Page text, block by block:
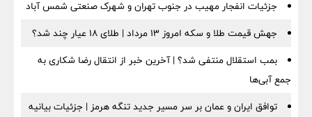
جزئیات انفجار مهیب در جنوب تهران و شهرک صنعتی شمس آباد
جهش قیمت طلا و سکه امروز ۱۳ مرداد | طلای ۱۸ عیار چند شد؟
بمب استقلال منتفی شد؟ | آخرین خبر از انتقال رضا شکاری به
جمع آبی‌ها
توافق ایران و عمان بر سر مسیر جدید تنگه هرمز | جزئیات بیانیه